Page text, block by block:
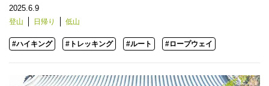
2025.6.9
登山 日帰り 低山
#ハイキング #トレッキング #ルート #ロープウェイ